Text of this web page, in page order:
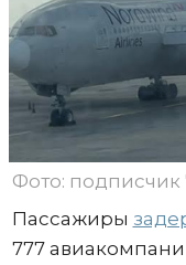
Фото:
Пассажиры
777